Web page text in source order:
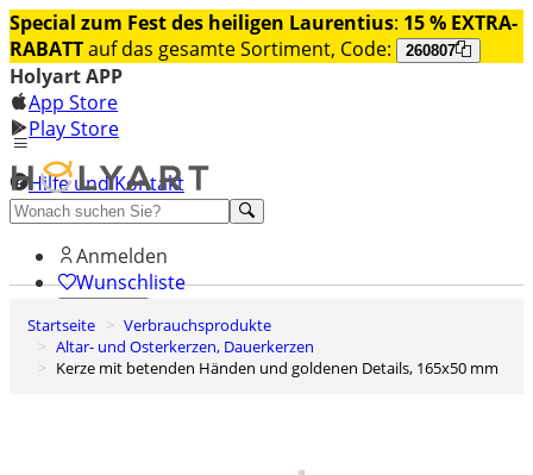
Special zum Fest des heiligen Laurentius: 15 % EXTRA-
RABATTauf das gesamte Sortiment, Code: 260807
Holyart APP
App Store
Play Store
Hilfe und Kontakt
Entdecken Sie Premium
Anmelden
Wunschliste
0
Warenkorb
Startseite
Verbrauchsprodukte
Altar- und Osterkerzen, Dauerkerzen
Kerze mit betenden Händen und goldenen Details, 165x50 mm